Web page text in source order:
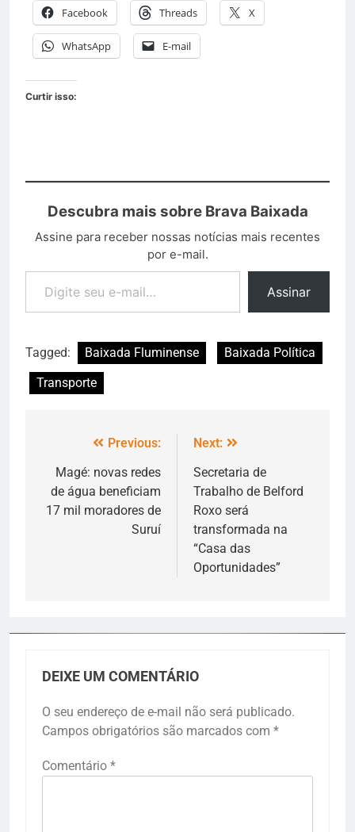
Facebook Threads X
WhatsApp E-mail
Curtir isso:
Descubra mais sobre Brava Baixada
Assine para receber nossas notícias mais recentes
por e-mail.
Assinar
Tagged: Baixada Fluminense
Baixada Política
Transporte
Previous:
Magé: novas redes
de água beneficiam
17 mil moradores de
Suruí
Next:
Secretaria de
Trabalho de Belford
Roxo será
transformada na
“Casa das
Oportunidades”
DEIXE UM COMENTÁRIO
O seu endereço de e-mail não será publicado.
Campos obrigatórios são marcados com *
Comentário *